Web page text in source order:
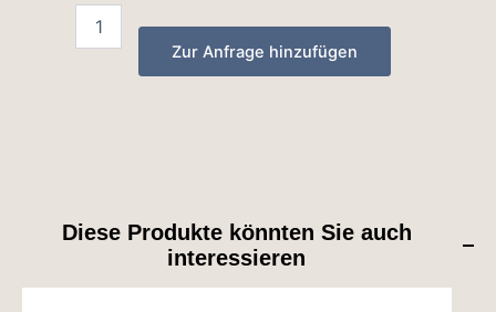
Zur Anfrage hinzufügen
Diese Produkte könnten Sie auch
interessieren